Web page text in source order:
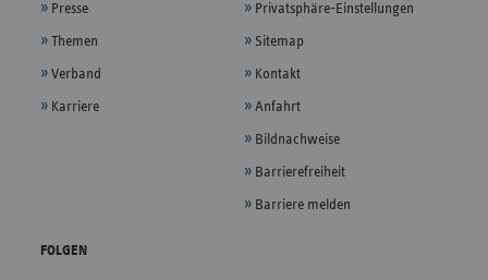
Presse
Themen
Verband
Karriere
Privatsphäre-Einstellungen
Sitemap
Kontakt
Anfahrt
Bildnachweise
Barrierefreiheit
Barriere melden
FOLGEN